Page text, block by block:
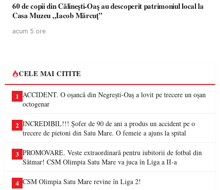
60 de copii din Călinești-Oaș au descoperit patrimoniul local la
Casa Muzeu „Iacob Mărcuț”
acum 5 ore
CELE MAI CITITE
1 ACCIDENT. O oșancă din Negrești-Oaș a lovit pe trecere un oșan
octogenar
2 INCREDIBIL!!! Șofer de 90 de ani a produs un accident pe o
trecere de pietoni din Satu Mare. O femeie a ajuns la spital
3 PROMOVARE. Veste extraordinară pentru iubitorii de fotbal din
Sătmar! CSM Olimpia Satu Mare va juca în Liga a II-a
4 CSM Olimpia Satu Mare revine în Liga 2!